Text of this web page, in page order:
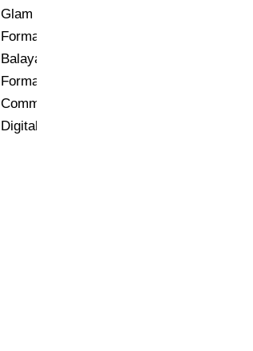
Glam
Formation
Balayage
Formation
Communication
Digitale